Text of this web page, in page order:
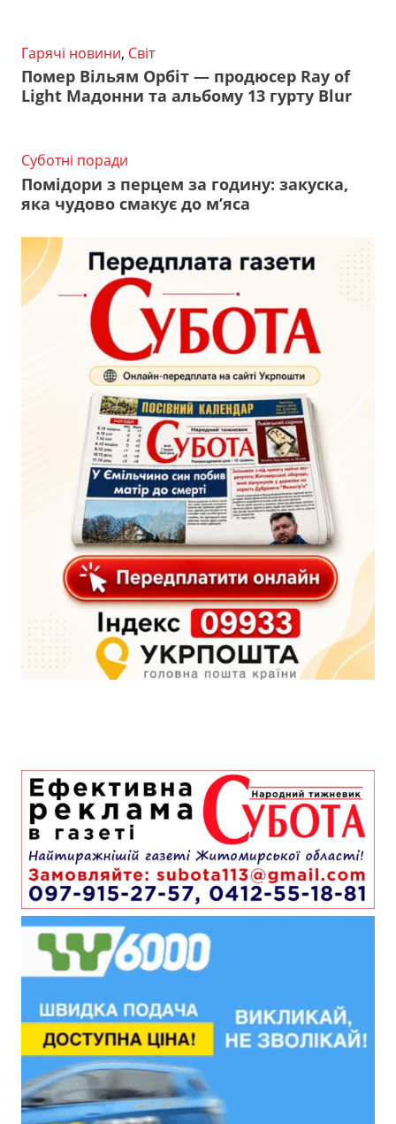
Гарячі новини, Світ
Помер Вільям Орбіт — продюсер Ray of
Light Мадонни та альбому 13 гурту Blur
Суботні поради
Помідори з перцем за годину: закуска,
яка чудово смакує до м’яса